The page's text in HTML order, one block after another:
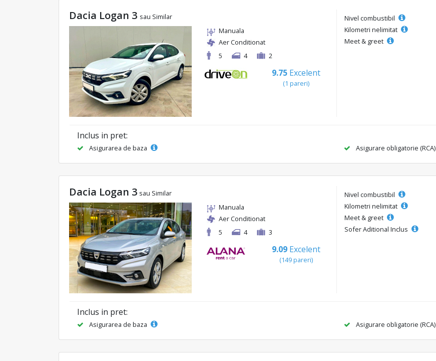
Dacia Logan 3 sau Similar
Manuala
Aer Conditionat
5
4 2
9.75 Excelent
(1 pareri)
Nivel combustibil
Kilometri nelimitat
Meet & greet
Inclus in pret:
Asigurarea de baza Asigurare obligatorie (RCA)
Dacia Logan 3 sau Similar
Manuala
Aer Conditionat
5
4 3
9.09 Excelent
(149 pareri)
Nivel combustibil
Kilometri nelimitat
Meet & greet
Sofer Aditional Inclus
Inclus in pret:
Asigurarea de baza Asigurare obligatorie (RCA)